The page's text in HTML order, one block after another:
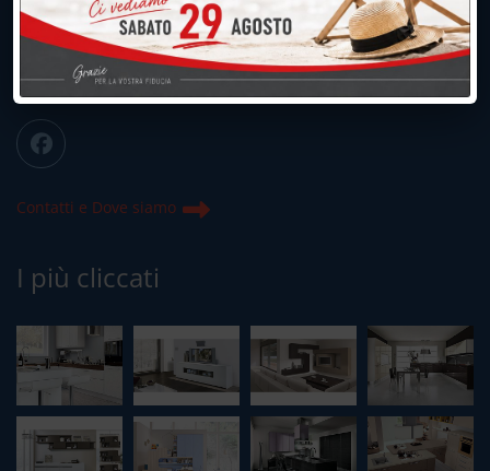
info@peregoarredamenti.it
ORARI: 09.00/12.00 - 15.00/19.15
Chiuso domenica e lunedì mattina
Contatti e Dove siamo
I più cliccati